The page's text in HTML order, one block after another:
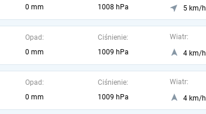
0 mm
1008 hPa
5 km/h
Opad:
0 mm
Ciśnienie:
1009 hPa
Wiatr:
4 km/h
Opad:
0 mm
Ciśnienie:
1009 hPa
Wiatr:
4 km/h